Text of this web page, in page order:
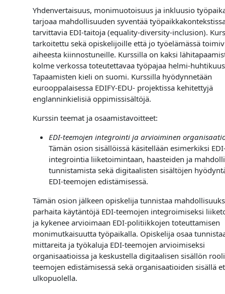
Yhdenvertaisuus, monimuotoisuus ja inkluusio
tarjoaa mahdollisuuden syventää
tarvittavia EDI-taitoja (equality-diversity-inclusion).
tarkoitettu sekä opiskelijoille että jo työelämässä
aiheesta kiinnostuneille. Kurssilla on kaksi
kolme verkossa toteutettavaa työpajaa helmi-
Tapaamisten kieli on suomi. Kurssilla hyödynnetään
eurooppalaisessa EDIFY-EDU- projektissa kehitettyjä
englanninkielisiä oppimissisältöjä.
Kurssin teemat ja osaamistavoitteet:
EDI-teemojen integrointi ja arvioiminen
Tämän osion sisällöissä käsitellään esimerkiksi
integrointia liiketoimintaan, haasteiden ja
tunnistamista sekä digitaalisten sisältöjen
EDI-teemojen edistämisessä.
Tämän osion jälkeen opiskelija tunnistaa
parhaita käytäntöjä EDI-teemojen integroimiseksi
ja kykenee arvioimaan EDI-politiikkojen toteuttamisen
monimutkaisuutta työpaikalla. Opiskelija osaa
mittareita ja työkaluja EDI-teemojen arvioimiseksi
organisaatioissa ja keskustella digitaalisen sisällön
teemojen edistämisessä sekä organisaatioiden sisällä
ulkopuolella.